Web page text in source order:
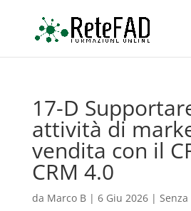
17-D
attività di
vendita con il
CRM 4.0
da Marco B| 6 Giu 2026| Senza